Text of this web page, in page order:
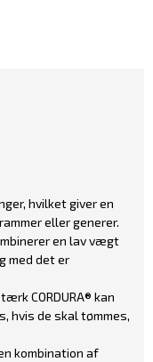
hvilket giver en
eller generer.
en lav vægt
med det er
CORDURA® kan
hvis de skal tømmes,
kombination af